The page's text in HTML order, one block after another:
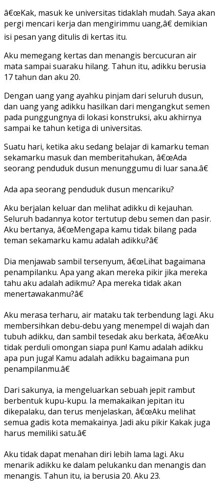
â€œKak, masuk ke universitas tidaklah mudah. Saya akan
pergi mencari kerja dan mengirimmu uang,â€ demikian
isi pesan yang ditulis di kertas itu.
Aku memegang kertas dan menangis bercucuran air
mata sampai suaraku hilang. Tahun itu, adikku berusia
17 tahun dan aku 20.
Dengan uang yang ayahku pinjam dari seluruh dusun,
dan uang yang adikku hasilkan dari mengangkut semen
pada punggungnya di lokasi konstruksi, aku akhirnya
sampai ke tahun ketiga di universitas.
Suatu hari, ketika aku sedang belajar di kamarku teman
sekamarku masuk dan memberitahukan, â€œAda
seorang penduduk dusun menunggumu di luar sana.â€
Ada apa seorang penduduk dusun mencariku?
Aku berjalan keluar dan melihat adikku di kejauhan.
Seluruh badannya kotor tertutup debu semen dan pasir.
Aku bertanya, â€œMengapa kamu tidak bilang pada
teman sekamarku kamu adalah adikku?â€
Dia menjawab sambil tersenyum, â€œLihat bagaimana
penampilanku. Apa yang akan mereka pikir jika mereka
tahu aku adalah adikmu? Apa mereka tidak akan
menertawakanmu?â€
Aku merasa terharu, air mataku tak terbendung lagi. Aku
membersihkan debu-debu yang menempel di wajah dan
tubuh adikku, dan sambil tesedak aku berkata, â€œAku
tidak perduli omongan siapa pun! Kamu adalah adikku
apa pun juga! Kamu adalah adikku bagaimana pun
penampilanmu.â€
Dari sakunya, ia mengeluarkan sebuah jepit rambut
berbentuk kupu-kupu. Ia memakaikan jepitan itu
dikepalaku, dan terus menjelaskan, â€œAku melihat
semua gadis kota memakainya. Jadi aku pikir Kakak juga
harus memiliki satu.â€
Aku tidak dapat menahan diri lebih lama lagi. Aku
menarik adikku ke dalam pelukanku dan menangis dan
menangis. Tahun itu, ia berusia 20. Aku 23.